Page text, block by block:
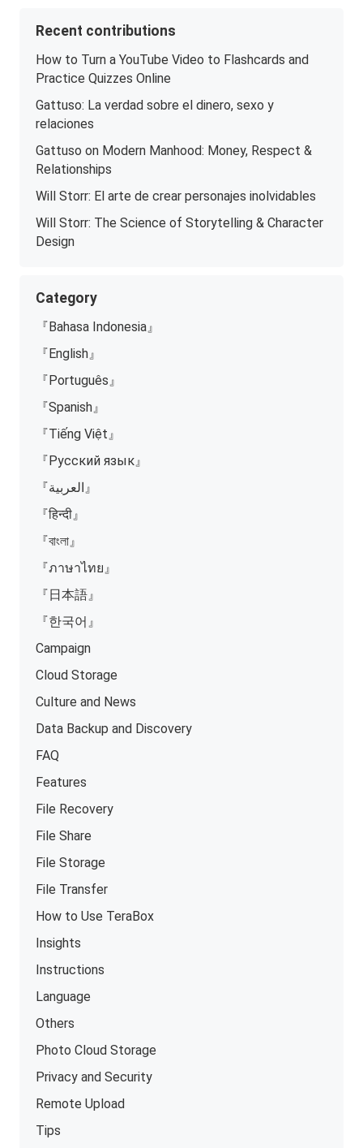
Recent contributions
How to Turn a YouTube Video to Flashcards and
Practice Quizzes Online
Gattuso: La verdad sobre el dinero, sexo y
relaciones
Gattuso on Modern Manhood: Money, Respect &
Relationships
Will Storr: El arte de crear personajes inolvidables
Will Storr: The Science of Storytelling & Character
Design
Category
『Bahasa Indonesia』
『English』
『Português』
『Spanish』
『Tiếng Việt』
『Русский язык』
『العربية』
『हिन्दी』
『বাংলা』
『ภาษาไทย』
『日本語』
『한국어』
Campaign
Cloud Storage
Culture and News
Data Backup and Discovery
FAQ
Features
File Recovery
File Share
File Storage
File Transfer
How to Use TeraBox
Insights
Instructions
Language
Others
Photo Cloud Storage
Privacy and Security
Remote Upload
Tips